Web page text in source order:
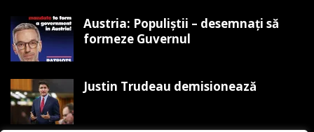
Austria: Populiștii – desemnați să
formeze Guvernul
Justin Trudeau demisionează